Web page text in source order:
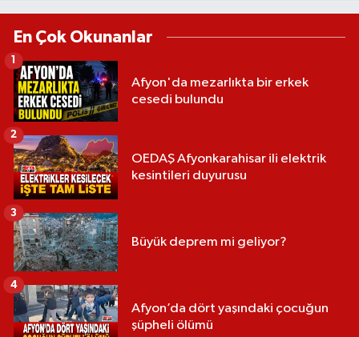
En Çok Okunanlar
Afyon'da mezarlıkta bir erkek
cesedi bulundu
1
OEDAŞ Afyonkarahisar ili elektrik
kesintileri duyurusu
2
Büyük deprem mi geliyor?
3
Afyon’da dört yaşındaki çocuğun
şüpheli ölümü
4